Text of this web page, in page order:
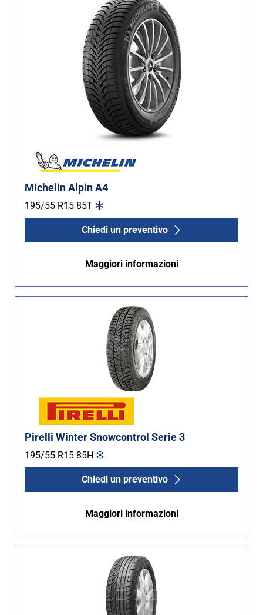
Michelin Alpin A4
195/55 R15 85T
Chiedi un preventivo
Maggiori informazioni
Pirelli Winter Snowcontrol Serie 3
195/55 R15 85H
Chiedi un preventivo
Maggiori informazioni